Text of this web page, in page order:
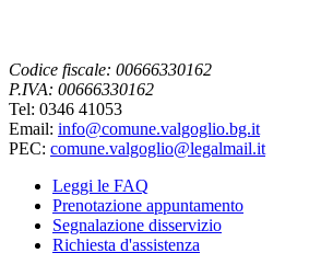
Codice fiscale: 00666330162
P.IVA: 00666330162
Tel: 0346 41053
Email: info@comune.valgoglio.bg.it
PEC: comune.valgoglio@legalmail.it
Leggi le FAQ
Prenotazione appuntamento
Segnalazione disservizio
Richiesta d'assistenza